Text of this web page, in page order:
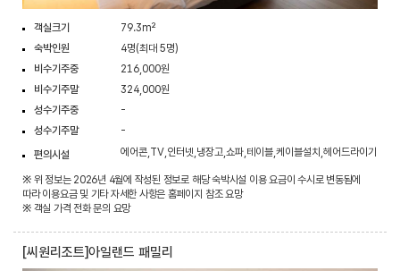
객실크기
79.3m²
숙박인원
4명(최대 5명)
비수기주중
216,000원
비수기주말
324,000원
성수기주중
-
성수기주말
-
편의시설
에어콘,TV,인터넷,냉장고,쇼파,테이블,케이블설치,헤어드라이기
※ 위 정보는 2026년 4월에 작성된 정보로 해당 숙박시설 이용 요금이 수시로 변동됨에
따라 이용요금 및 기타 자세한 사항은 홈페이지 참조 요망
※ 객실 가격 전화 문의 요망
[씨원리조트]아일랜드 패밀리